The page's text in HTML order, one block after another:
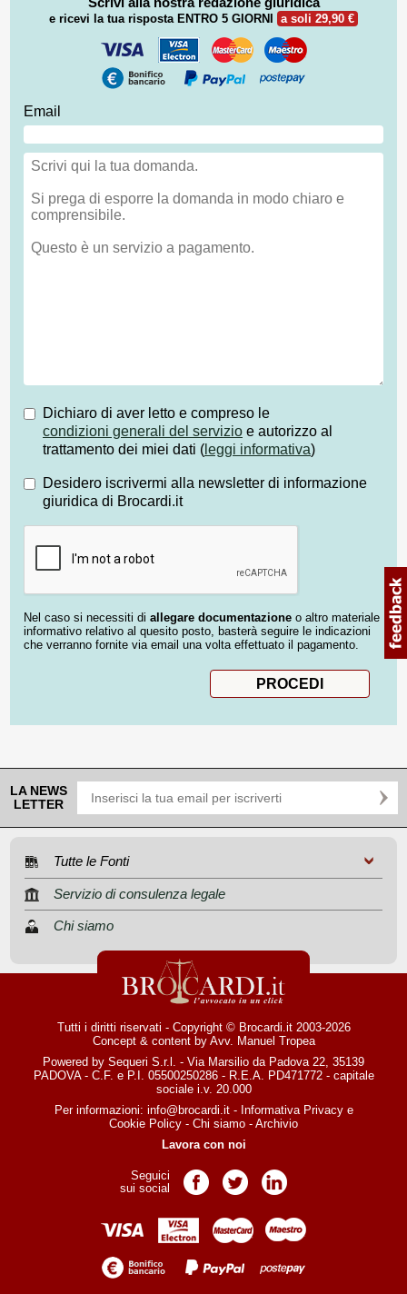
e ricevi la tua risposta ENTRO 5 GIORNI a soli 29,90 €
Email
Dichiaro di aver letto e compreso le
condizioni generali del servizio e autorizzo al
trattamento dei miei dati ( leggi informativa)
Desidero iscrivermi alla newsletter di informazione
giuridica di Brocardi.it
Nel caso si necessiti di allegare documentazione o altro materiale
informativo relativo al quesito posto, basterà seguire le indicazioni
che verranno fornite via email una volta effettuato il pagamento.
LA NEWS
LETTER
Tutte le Fonti
Servizio di consulenza legale
Chi siamo
Tutti i diritti riservati - Copyright © Brocardi.it 2003-2026
Concept & content by Avv. Manuel Tropea
Powered by Sequeri S.r.l. - Via Marsilio da Padova 22, 35139
PADOVA - C.F. e P.I. 05500250286 - R.E.A. PD471772 - capitale
sociale i.v. 20.000
Per informazioni: info@brocardi.it- Informativa Privacye
Cookie Policy - Chi siamo - Archivio
Lavora con noi
Seguici
sui social
Pagina Facebook
Pagina TwitterPagina LinkedIn